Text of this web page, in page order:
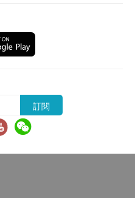
訂閱